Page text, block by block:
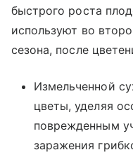
быстрого роста
используют во
сезона, после
Измельченной
цветы, уделяя
поврежденным
заражения